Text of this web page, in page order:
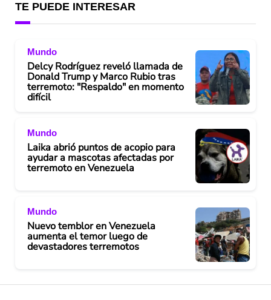
TE PUEDE INTERESAR
Mundo
Delcy Rodríguez reveló llamada de
Donald Trump y Marco Rubio tras
terremoto: "Respaldo" en momento
difícil
Mundo
Laika abrió puntos de acopio para
ayudar a mascotas afectadas por
terremoto en Venezuela
Mundo
Nuevo temblor en Venezuela
aumenta el temor luego de
devastadores terremotos